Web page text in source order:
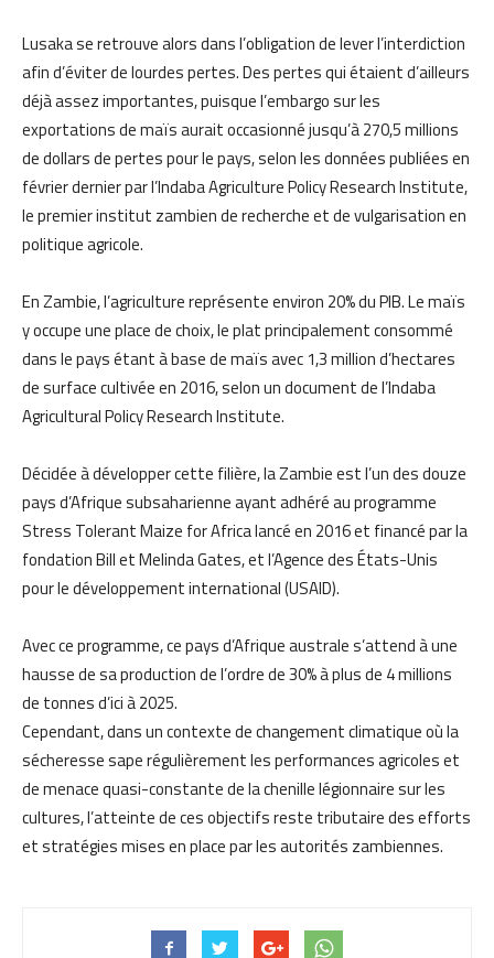
Lusaka se retrouve alors dans l’obligation de lever l’interdiction
afin d’éviter de lourdes pertes. Des pertes qui étaient d’ailleurs
déjà assez importantes, puisque l’embargo sur les
exportations de maïs aurait occasionné jusqu’à 270,5 millions
de dollars de pertes pour le pays, selon les données publiées en
février dernier par l’Indaba Agriculture Policy Research Institute,
le premier institut zambien de recherche et de vulgarisation en
politique agricole.
En Zambie, l’agriculture représente environ 20% du PIB. Le maïs
y occupe une place de choix, le plat principalement consommé
dans le pays étant à base de maïs avec 1,3 million d’hectares
de surface cultivée en 2016, selon un document de l’Indaba
Agricultural Policy Research Institute.
Décidée à développer cette filière, la Zambie est l’un des douze
pays d’Afrique subsaharienne ayant adhéré au programme
Stress Tolerant Maize for Africa lancé en 2016 et financé par la
fondation Bill et Melinda Gates, et l’Agence des États-Unis
pour le développement international (USAID).
Avec ce programme, ce pays d’Afrique australe s’attend à une
hausse de sa production de l’ordre de 30% à plus de 4 millions
de tonnes d’ici à 2025.
Cependant, dans un contexte de changement climatique où la
sécheresse sape régulièrement les performances agricoles et
de menace quasi-constante de la chenille légionnaire sur les
cultures, l’atteinte de ces objectifs reste tributaire des efforts
et stratégies mises en place par les autorités zambiennes.